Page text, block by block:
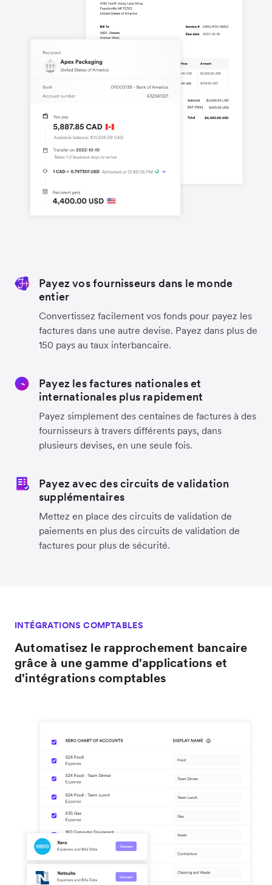
Payez vos fournisseurs dans le monde
entier
Convertissez facilement vos fonds pour payez les
factures dans une autre devise. Payez dans plus de
150 pays au taux interbancaire.
Payez les factures nationales et
internationales plus rapidement
Payez simplement des centaines de factures à des
fournisseurs à travers différents pays, dans
plusieurs devises, en une seule fois.
Payez avec des circuits de validation
supplémentaires
Mettez en place des circuits de validation de
paiements en plus des circuits de validation de
factures pour plus de sécurité.
INTÉGRATIONS COMPTABLES
Automatisez le rapprochement bancaire
grâce à une gamme d'applications et
d'intégrations comptables